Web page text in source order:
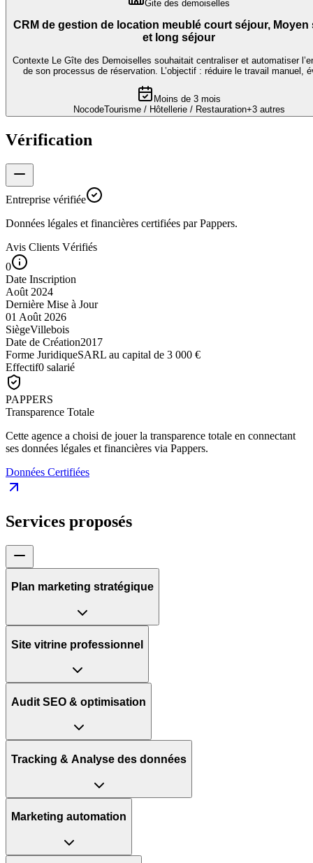
Gite des demoiselles
CRM de gestion de location meublé court séjour, Moyen
et long séjour
Contexte Le Gîte des Demoiselles souhaitait centraliser et automatiser
de son processus de réservation. L’objectif : réduire le travail manuel,
Moins de 3 mois
NocodeTourisme / Hôtellerie / Restauration+3 autres
Vérification
Entreprise vérifiée
Données légales et financières certifiées par Pappers.
Avis Clients Vérifiés
0
Date Inscription
Août 2024
Dernière Mise à Jour
01 Août 2026
SiègeVillebois
Date de Création2017
Forme JuridiqueSARL au capital de 3 000 €
Effectif0 salarié
PAPPERS
Transparence Totale
Cette agence a choisi de jouer la transparence totale en connectant
ses données légales et financières via Pappers.
Données Certifiées
Services proposés
Plan marketing stratégique
Site vitrine professionnel
Audit SEO & optimisation
Tracking & Analyse des données
Marketing automation